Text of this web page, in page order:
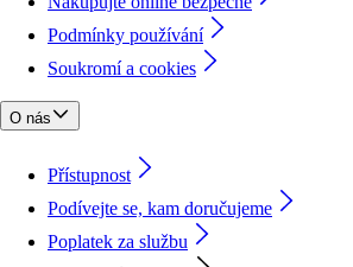
Podmínky používání
Soukromí a cookies
O nás
Přístupnost
Podívejte se, kam doručujeme
Poplatek za službu